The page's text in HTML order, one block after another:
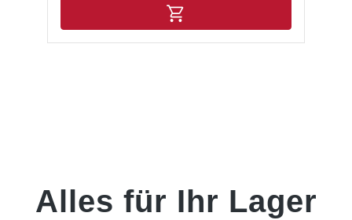
an der Podestleiter befestigen. Er wird als Zubehör
separat bestellt und ist nicht im Lieferumfang der
System für eine stabile Befestigung ohne störende
KupplungLeichte Aluminiumausführung für eine
Alles für Ihr Lager